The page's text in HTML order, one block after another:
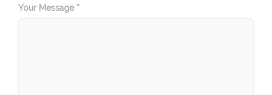
Your Message *